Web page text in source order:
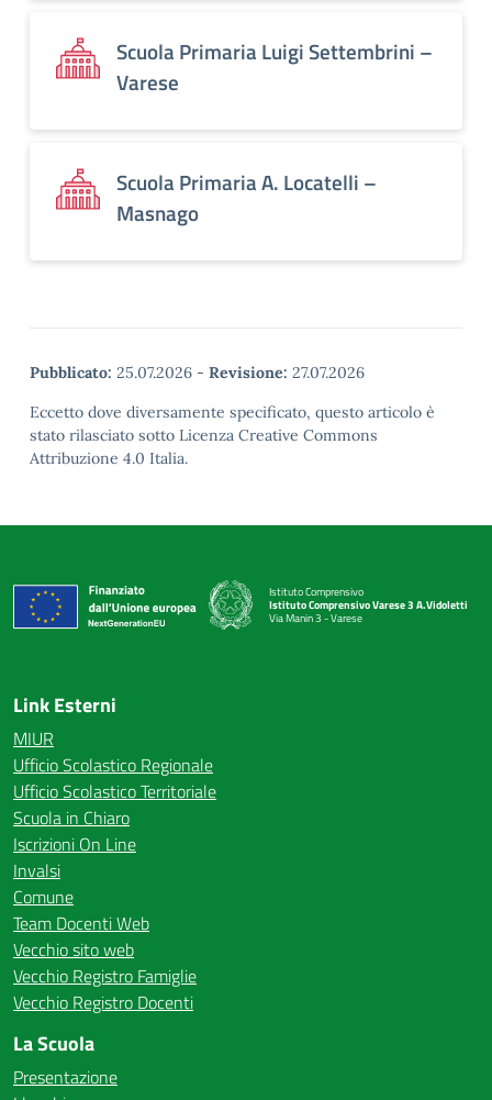
Scuola Primaria Luigi Settembrini –
Varese
Scuola Primaria A. Locatelli –
Masnago
Pubblicato: 25.07.2026 - Revisione: 27.07.2026
Eccetto dove diversamente specificato, questo articolo è
stato rilasciato sotto Licenza Creative Commons
Attribuzione 4.0 Italia.
Istituto Comprensivo
Istituto Comprensivo Varese 3 A.Vidoletti
Via Manin 3 - Varese
Link Esterni
MIUR
Ufficio Scolastico Regionale
Ufficio Scolastico Territoriale
Scuola in Chiaro
Iscrizioni On Line
Invalsi
Comune
Team Docenti Web
Vecchio sito web
Vecchio Registro Famiglie
Vecchio Registro Docenti
La Scuola
Presentazione